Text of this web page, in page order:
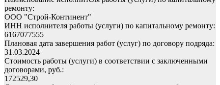
ремонту:
ООО "Строй-Континент"
ИНН исполнителя работы (услуги) по капитальному ремонту:
6167077555
Плановая дата завершения работ (услуг) по договору подряда:
31.03.2024
Стоимость работы (услуги) в соответствии с заключенными
договорами, руб.:
172529,30